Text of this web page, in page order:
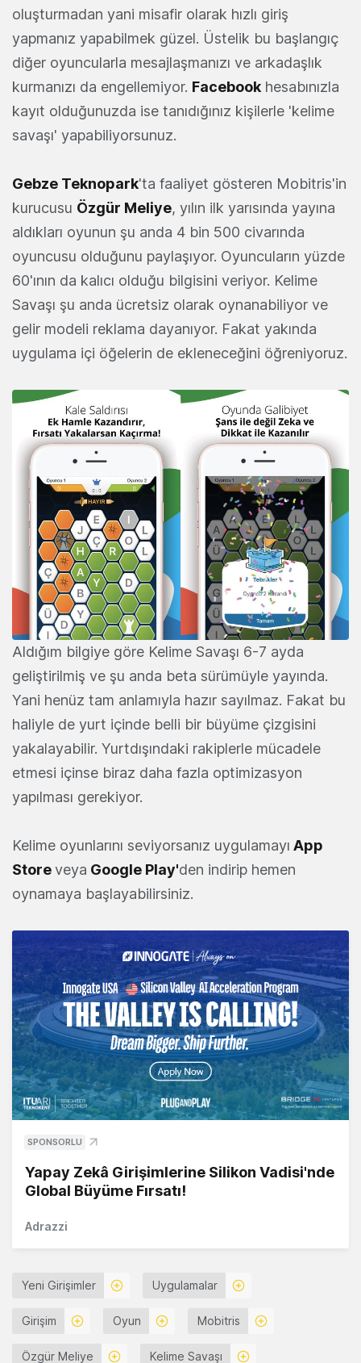
oluşturmadan yani misafir olarak hızlı giriş
yapmanız yapabilmek güzel. Üstelik bu başlangıç
diğer oyuncularla mesajlaşmanızı ve arkadaşlık
kurmanızı da engellemiyor. Facebook hesabınızla
kayıt olduğunuzda ise tanıdığınız kişilerle 'kelime
savaşı' yapabiliyorsunuz.
Gebze Teknopark'ta faaliyet gösteren Mobitris'in
kurucusu Özgür Meliye, yılın ilk yarısında yayına
aldıkları oyunun şu anda 4 bin 500 civarında
oyuncusu olduğunu paylaşıyor. Oyuncuların yüzde
60'ının da kalıcı olduğu bilgisini veriyor. Kelime
Savaşı şu anda ücretsiz olarak oynanabiliyor ve
gelir modeli reklama dayanıyor. Fakat yakında
uygulama içi öğelerin de ekleneceğini öğreniyoruz.
Aldığım bilgiye göre Kelime Savaşı 6-7 ayda
geliştirilmiş ve şu anda beta sürümüyle yayında.
Yani henüz tam anlamıyla hazır sayılmaz. Fakat bu
haliyle de yurt içinde belli bir büyüme çizgisini
yakalayabilir. Yurtdışındaki rakiplerle mücadele
etmesi içinse biraz daha fazla optimizasyon
yapılması gerekiyor.
Kelime oyunlarını seviyorsanız uygulamayı App
Storeveya Google Play'den indirip hemen
oynamaya başlayabilirsiniz.
SPONSORLU
Yapay Zekâ Girişimlerine Silikon Vadisi'nde
Global Büyüme Fırsatı!
Adrazzi
Yeni Girişimler Uygulamalar
Girişim Oyun Mobitris
Özgür Meliye Kelime Savaşı